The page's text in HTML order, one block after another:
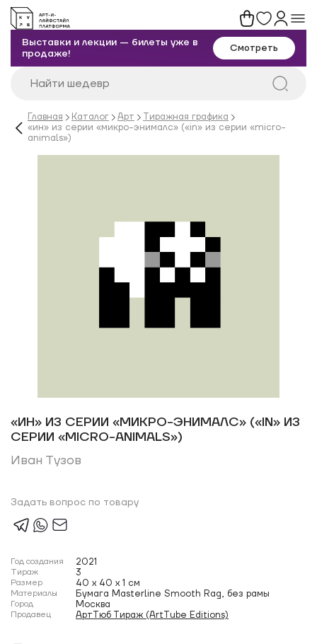
Выставки и лекции — билеты уже в
продаже!
Смотреть
Главная Каталог Арт
Тиражная графика
«ин» из серии «микро-энималс» («in» из серии «micro-
animals»)
«ИН» ИЗ СЕРИИ «МИКРО-ЭНИМАЛС» («IN» ИЗ
СЕРИИ «MICRO-ANIMALS»)
Иван Тузов
Задать вопрос по товару
Год создания 2021
Тираж 3
Размер 40 x 40 x 1 см
Материалы Бумага Masterline Smooth Rag, без рамы
Город Москва
Продавец АртТюб Тираж (ArtTube Editions)